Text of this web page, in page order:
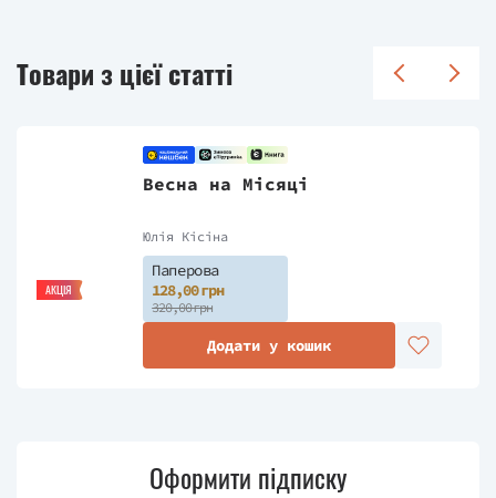
Товари з цієї статті
АКЦІЯ
Весна на Місяці
Юлія Кісіна
Паперова
128,00 грн
320,00 грн
Додати у кошик
Оформити підписку